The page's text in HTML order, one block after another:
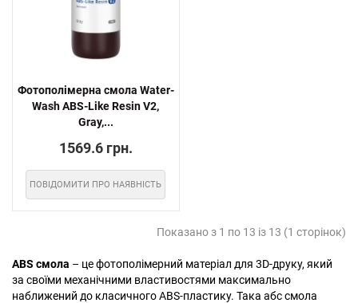
Фотополімерна смола Water-
Wash ABS-Like Resin V2,
Gray,...
1569.6 грн.
ПОВІДОМИТИ ПРО НАЯВНІСТЬ
Показано з 1 по 13 із 13 (1 сторінок)
ABS смола – це фотополімерний матеріал для 3D-друку, який
за своїми механічними властивостями максимально
наближений до класичного ABS-пластику. Така абс смола